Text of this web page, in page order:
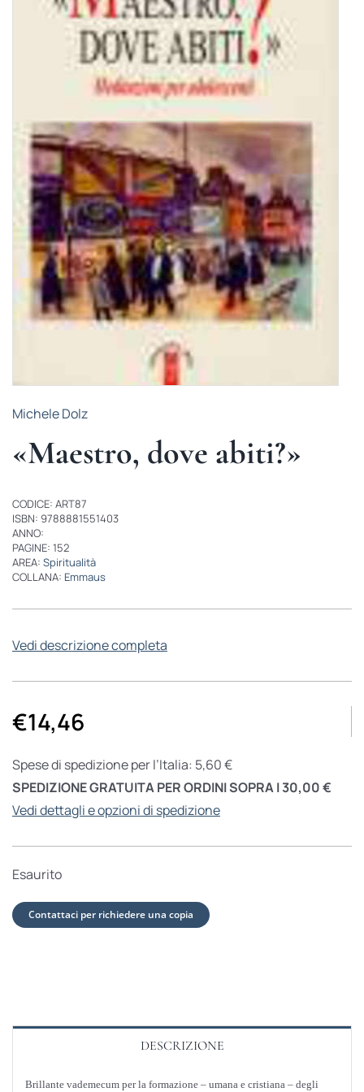
BIOGRAFIE
ATTUALITÀ
Michele Dolz
«Maestro, dove abiti?»
CODICE: ART87
ISBN: 9788881551403
ANNO:
PAGINE: 152
AREA: Spiritualità
COLLANA: Emmaus
Vedi descrizione completa
€14,46
Spese di spedizione per l’Italia: 5,60 €
SPEDIZIONE GRATUITA PER ORDINI SOPRA I 30,00 €
Vedi dettagli e opzioni di spedizione
Esaurito
Contattaci per richiedere una copia
DESCRIZIONE
Brillante vademecum per la formazione – umana e cristiana – degli